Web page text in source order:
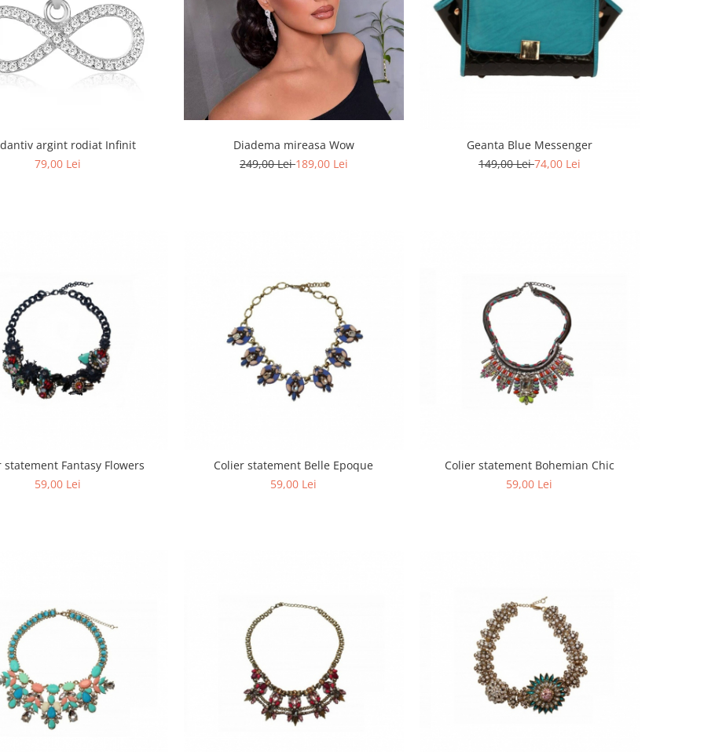
argint rodiat Infinit
79,00 Lei
Diadema mireasa Wow
249,00 Lei189,00 Lei
Geanta Blue Messenger
149,00 Lei74,00 Lei
statement Fantasy Flowers
59,00 Lei
Colier statement Belle Epoque
59,00 Lei
Colier statement Bohemian Chic
59,00 Lei